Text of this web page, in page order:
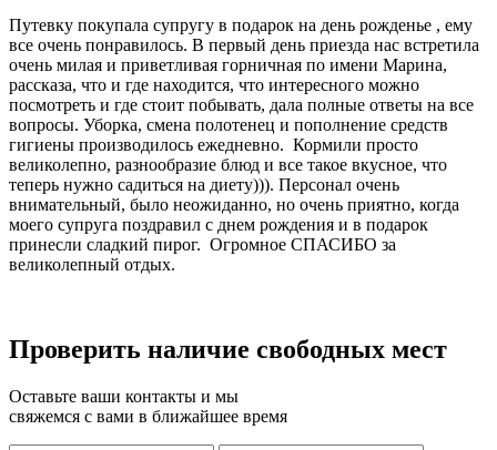
Путевку покупала супругу в подарок на день рожденье , ему
все очень понравилось. В первый день приезда нас встретила
очень милая и приветливая горничная по имени Марина,
рассказа, что и где находится, что интересного можно
посмотреть и где стоит побывать, дала полные ответы на все
вопросы. Уборка, смена полотенец и пополнение средств
гигиены производилось ежедневно. Кормили просто
великолепно, разнообразие блюд и все такое вкусное, что
теперь нужно садиться на диету))). Персонал очень
внимательный, было неожиданно, но очень приятно, когда
моего супруга поздравил с днем рождения и в подарок
принесли сладкий пирог. Огромное СПАСИБО за
великолепный отдых.
Проверить наличие свободных мест
Оставьте ваши контакты и мы
свяжемся с вами в ближайшее время